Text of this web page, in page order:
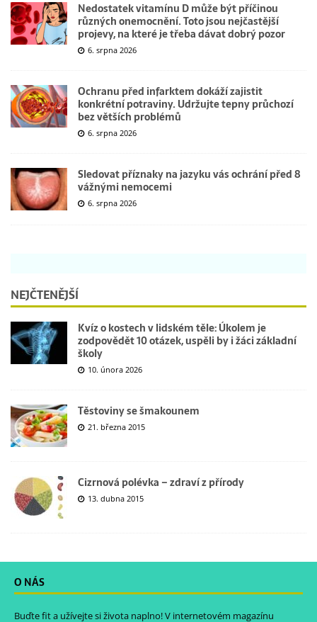
Nedostatek vitamínu D může být příčinou
různých onemocnění. Toto jsou nejčastější
projevy, na které je třeba dávat dobrý pozor
6. srpna 2026
Ochranu před infarktem dokáží zajistit
konkrétní potraviny. Udržujte tepny průchozí
bez větších problémů
6. srpna 2026
Sledovat příznaky na jazyku vás ochrání před 8
vážnými nemocemi
6. srpna 2026
NEJČTENĚJŠÍ
Kvíz o kostech v lidském těle: Úkolem je
zodpovědět 10 otázek, uspěli by i žáci základní
školy
10. února 2026
Těstoviny se šmakounem
21. března 2015
Cizrnová polévka – zdraví z přírody
13. dubna 2015
O NÁS
Buďte fit a užívejte si života naplno! V internetovém magazínu